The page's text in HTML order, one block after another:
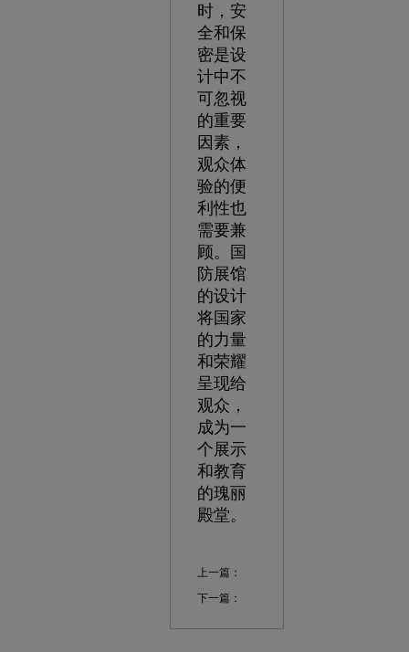
时，安
全和保
密是设
计中不
可忽视
的重要
因素，
观众体
验的便
利性也
需要兼
顾。国
防展馆
的设计
将国家
的力量
和荣耀
呈现给
观众，
成为一
个展示
和教育
的瑰丽
殿堂。
上一篇：
下一篇：